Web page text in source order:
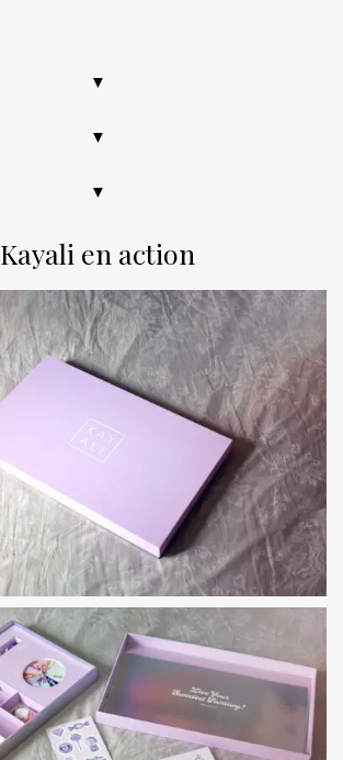
▼
▼
▼
Kayali en action